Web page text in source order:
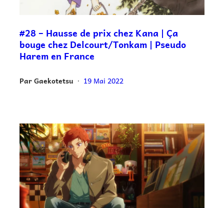
#28 – Hausse de prix chez Kana | Ça
bouge chez Delcourt/Tonkam | Pseudo
Harem en France
ParGaekotetsu • 19 Mai 2022